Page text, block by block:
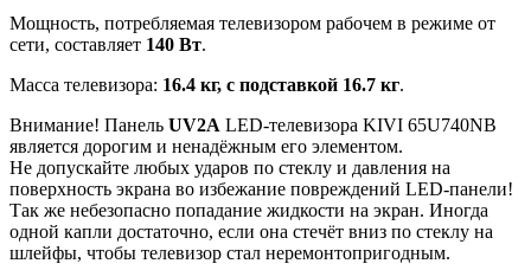
Мощность, потребляемая телевизором рабочем в режиме от
сети, составляет 140 Вт.
Масса телевизора: 16.4 кг, с подставкой 16.7 кг.
Внимание! Панель UV2A LED-телевизора KIVI 65U740NB
является дорогим и ненадёжным его элементом.
Не допускайте любых ударов по стеклу и давления на
поверхность экрана во избежание повреждений LED-панели!
Так же небезопасно попадание жидкости на экран. Иногда
одной капли достаточно, если она стечёт вниз по стеклу на
шлейфы, чтобы телевизор стал неремонтопригодным.